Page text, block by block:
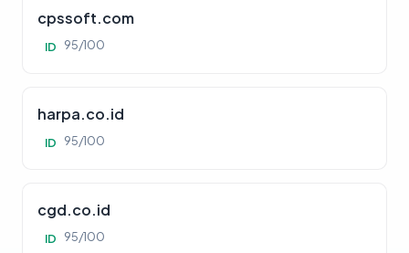
cpssoft.com
ID 95/100
harpa.co.id
ID 95/100
cgd.co.id
ID 95/100